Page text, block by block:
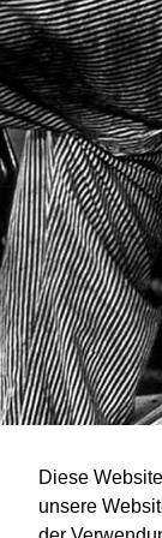
Diese
unsere